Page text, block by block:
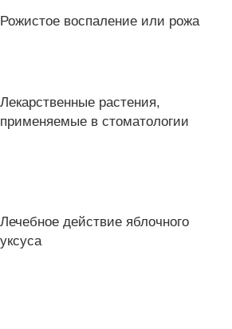
Рожистое воспаление или рожа
Лекарственные растения,
применяемые в стоматологии
Лечебное действие яблочного
уксуса